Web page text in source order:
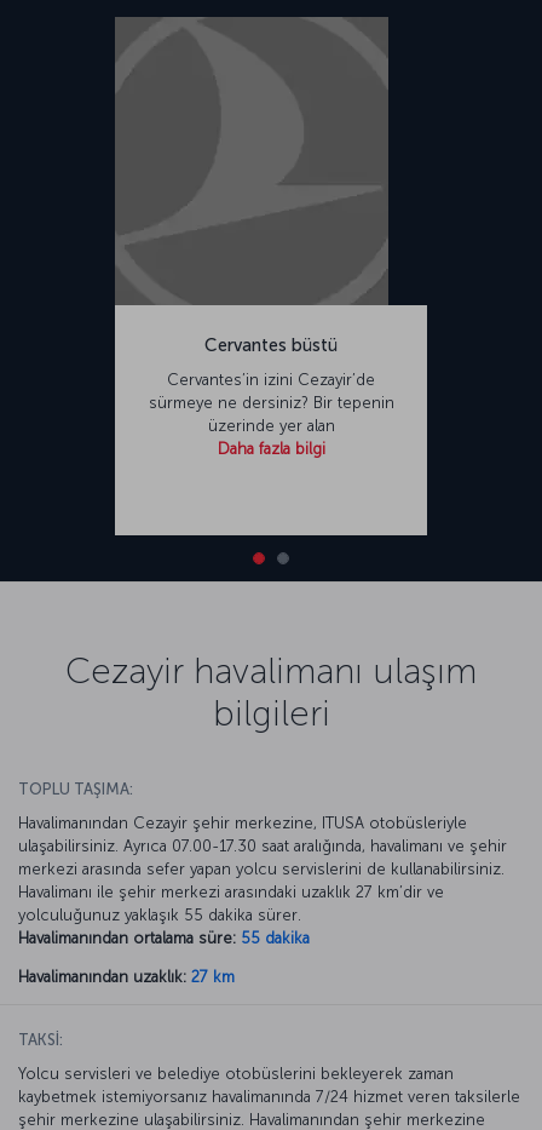
Cervantes büstü
Cervantes’in izini Cezayir’de
sürmeye ne dersiniz? Bir tepenin
üzerinde yer alan
Daha fazla bilgi
Cezayir havalimanı ulaşım
bilgileri
TOPLU TAŞIMA:
Havalimanından Cezayir şehir merkezine, ITUSA otobüsleriyle
ulaşabilirsiniz. Ayrıca 07.00-17.30 saat aralığında, havalimanı ve şehir
merkezi arasında sefer yapan yolcu servislerini de kullanabilirsiniz.
Havalimanı ile şehir merkezi arasındaki uzaklık 27 km’dir ve
yolculuğunuz yaklaşık 55 dakika sürer.
Havalimanından ortalama süre: 55 dakika
Havalimanından uzaklık: 27 km
TAKSİ:
Yolcu servisleri ve belediye otobüslerini bekleyerek zaman
kaybetmek istemiyorsanız havalimanında 7/24 hizmet veren taksilerle
şehir merkezine ulaşabilirsiniz. Havalimanından şehir merkezine